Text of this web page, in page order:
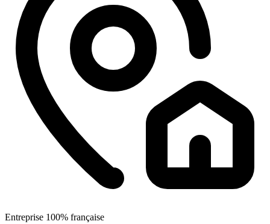
Entreprise 100% française